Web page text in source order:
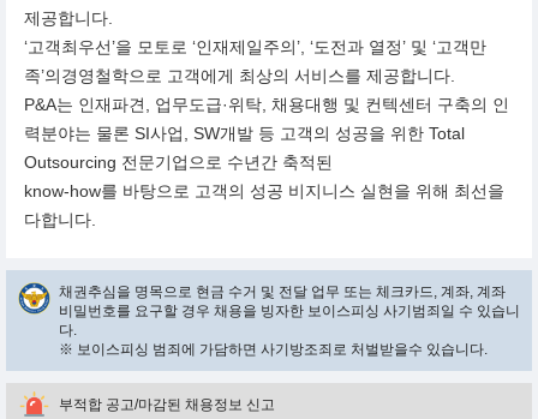
제공합니다.
‘고객최우선’을 모토로 ‘인재제일주의’, ‘도전과 열정’ 및 ‘고객만
족’의경영철학으로 고객에게 최상의 서비스를 제공합니다.
P&A는 인재파견, 업무도급·위탁, 채용대행 및 컨텍센터 구축의 인
력분야는 물론 SI사업, SW개발 등 고객의 성공을 위한 Total
Outsourcing 전문기업으로 수년간 축적된
know-how를 바탕으로 고객의 성공 비지니스 실현을 위해 최선을
다합니다.
채권추심을 명목으로 현금 수거 및 전달 업무 또는 체크카드, 계좌, 계좌
비밀번호를 요구할 경우 채용을 빙자한 보이스피싱 사기범죄일 수 있습니
다.
※ 보이스피싱 범죄에 가담하면 사기방조죄로 처벌받을수 있습니다.
부적합 공고/마감된 채용정보 신고